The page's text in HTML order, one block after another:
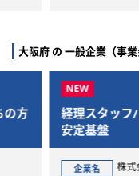
大阪府 の 一般企業（事
の方
経理スタッフ
安定基盤
企業名 株式